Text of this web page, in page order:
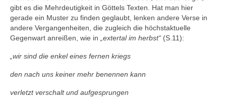
gibt es die Mehrdeutigkeit in Göttels Texten. Hat man hier
gerade ein Muster zu finden geglaubt, lenken andere Verse in
andere Vergangenheiten, die zugleich die höchstaktuelle
Gegenwart anreißen, wie in
„extertal im herbst“ (S.11):
„wir sind die enkel eines fernen kriegs
den nach uns keiner mehr benennen kann
verletzt verschalt und aufgesprungen